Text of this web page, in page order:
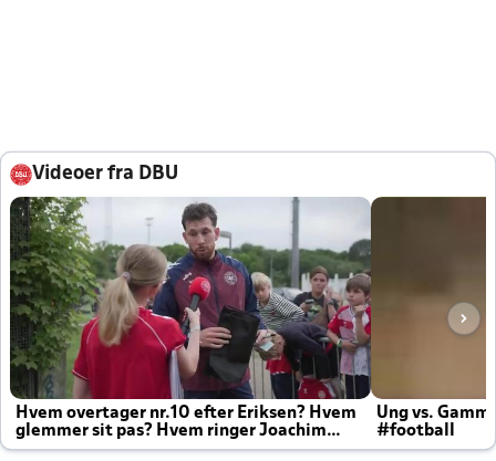
Videoer fra DBU
Hvem overtager nr.10 efter Eriksen? Hvem
glemmer sit pas? Hvem ringer Joachim
altid til efter kampe?
Ung vs.
#football